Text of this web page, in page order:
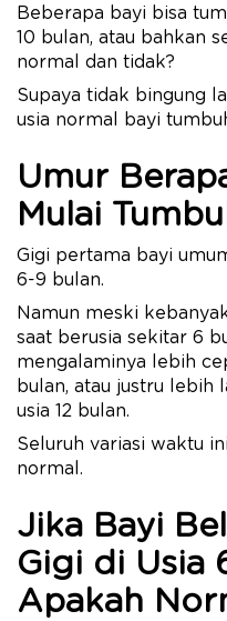
Beberapa bayi bisa
10 bulan, atau bahkan
normal dan tidak?
Supaya tidak bingung
usia normal bayi
Umur
Mulai
Gigi pertama bayi
6-9 bulan.
Namun meski
saat berusia sekitar 6
mengalaminya lebih
bulan, atau justru lebih
usia 12 bulan.
Seluruh variasi waktu
normal.
Jika Bayi
Gigi di Usia
Apakah